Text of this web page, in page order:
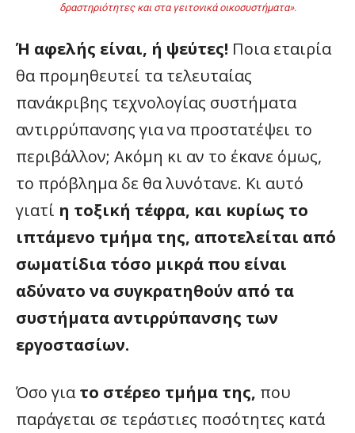
δραστηριότητες και στα γειτονικά οικοσυστήματα».
Ή αφελής είναι, ή ψεύτες! Ποια εταιρία
θα προμηθευτεί τα τελευταίας
πανάκριβης τεχνολογίας συστήματα
αντιρρύπανσης για να προστατέψει το
περιβάλλον; Ακόμη κι αν το έκανε όμως,
το πρόβλημα δε θα λυνότανε. Κι αυτό
γιατί η τοξική τέφρα, και κυρίως το
ιπτάμενο τμήμα της, αποτελείται από
σωματίδια τόσο μικρά που είναι
αδύνατο να συγκρατηθούν από τα
συστήματα αντιρρύπανσης των
εργοστασίων.
Όσο γιατο στέρεο τμήμα της, που
παράγεται σε τεράστιες ποσότητες κατά